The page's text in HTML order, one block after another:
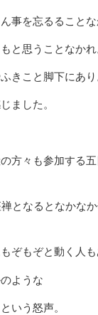
事を忘るることな
と思うことなかれ
きこと脚下にあり
ました。
方々も参加する
となるとなかな
ぞもぞと動く人も
ような
いう怒声。